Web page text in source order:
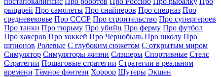
рыцарей Про самолеты Про снайперов Про спецназ Про
средневековье Про СССР Про строительство Про супергероев
Про танки Про тюрьму Про убийц Про ферму Про футбол
Про хакеров Про хоккей Про Чернобыль Про школу Про
шпионов Ролевые С глубоким сюжетом С открытым миром
Симулятор Симуляторы жизни Слэшеры Спортивные Стелс
Стратегии Пошаговые стратегии Стратегии в реальном
времени Тёмное фэнтези Хоррор Шутеры Экшен